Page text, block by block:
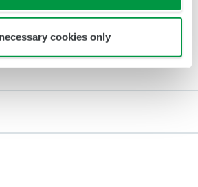
cookies only
下载